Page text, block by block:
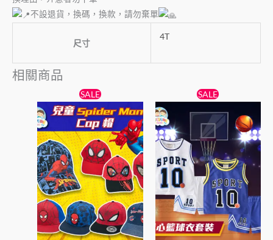
不設退貨，換碼，換款，請勿棄單
尺寸
4T
相關商品
SALE
始
價
格：
$69。
目
前
價
格：
$59。
產
品
有
多
種
款
式。
可
在
SALE
始
價
格：
$65。
目
前
價
格：
$55。
品
有
多
種
式。
可
在